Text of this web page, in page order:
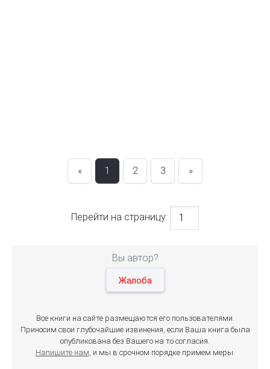
« 1 2 3 »
Перейти на страницу:
Вы автор?
Жалоба
Все книги на сайте размещаются его пользователями.
Приносим свои глубочайшие извинения, если Ваша книга была
опубликована без Вашего на то согласия.
Напишите нам, и мы в срочном порядке примем меры.